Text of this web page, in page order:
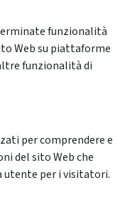
funzionalità
Web su piattaforme
funzionalità di
per comprendere e
del sito Web che
utente per i visitatori.